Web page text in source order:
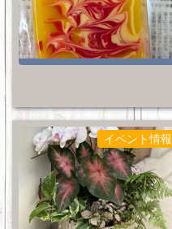
イベント情報